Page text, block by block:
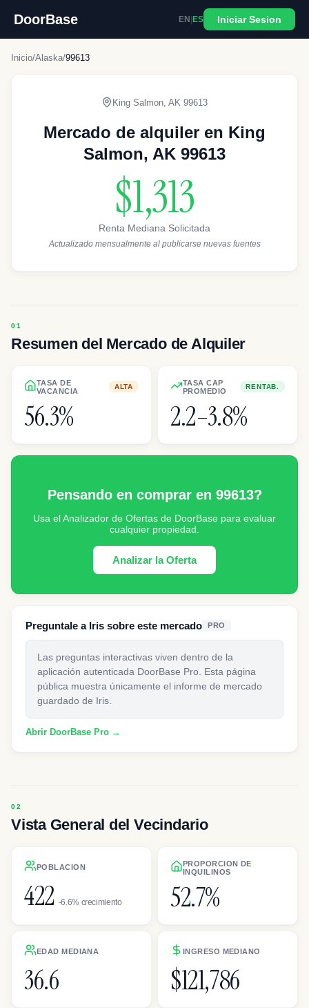
DoorBase EN ES Iniciar Sesion
Inicio/Alaska/99613
King Salmon AK 99613
Mercado de alquiler en King
Salmon, AK 99613
$1,313
Renta Mediana Solicitada
Actualizado mensualmente al publicarse nuevas fuentes
Resumen del Mercado de Alquiler
TASA DE
VACANCIA
ALTA
56.3%
TASA CAP
PROMEDIO
RENTAB.
2.2–3.8%
Pensando en comprar en 99613?
Usa el Analizador de Ofertas de DoorBase para evaluar
cualquier propiedad.
Analizar la Oferta
Preguntale a Iris sobre este mercado PRO
Las preguntas interactivas viven dentro de la
aplicación autenticada DoorBase Pro. Esta página
pública muestra únicamente el informe de mercado
guardado de Iris.
Abrir DoorBase Pro →
Vista General del Vecindario
POBLACION
422 -6.6% crecimiento
PROPORCION DE
INQUILINOS
52.7%
EDAD MEDIANA
36.6
INGRESO MEDIANO
$121,786